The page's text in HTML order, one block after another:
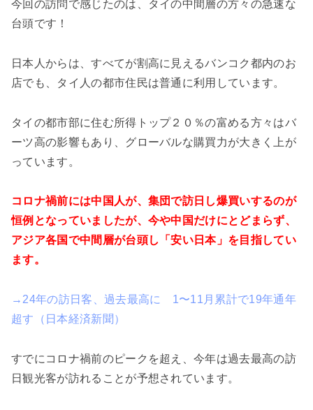
今回の訪問で感じたのは、タイの中間層の方々の急速な
台頭です！
日本人からは、すべてが割高に見えるバンコク都内のお
店でも、タイ人の都市住民は普通に利用しています。
タイの都市部に住む所得トップ２０％の富める方々はバ
ーツ高の影響もあり、グローバルな購買力が大きく上が
っています。
コロナ禍前には中国人が、集団で訪日し爆買いするのが
恒例となっていましたが、今や中国だけにとどまらず、
アジア各国で中間層が台頭し「安い日本」を目指してい
ます。
→24年の訪日客、過去最高に 1〜11月累計で19年通年
超す（日本経済新聞）
すでにコロナ禍前のピークを超え、今年は過去最高の訪
日観光客が訪れることが予想されています。